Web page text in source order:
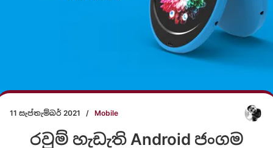
11 සැප්තැම්බර් 2021 / Mobile
රවුම් හැඩැති Android ජංගම